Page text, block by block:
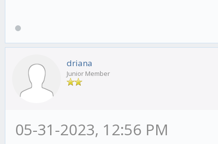
driana
Junior Member
05-31-2023, 12:56 PM